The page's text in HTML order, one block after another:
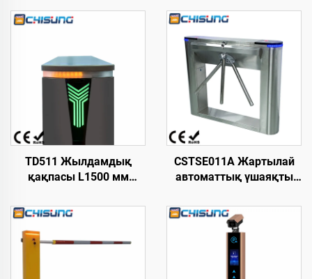
TD511 Жылдамдық
қақпасы L1500 мм
ток моторы 20–60 адам/
мин Индор Премиум кіруі
жоғары деңгейлі
CSTSE011A Жартылай
автоматтық үшаяқты
мм ұзындық х 245 мм
ені х 980 мм биіктік LED
жолағы бар ені
үлкейтілген шығыңқы
дизайн